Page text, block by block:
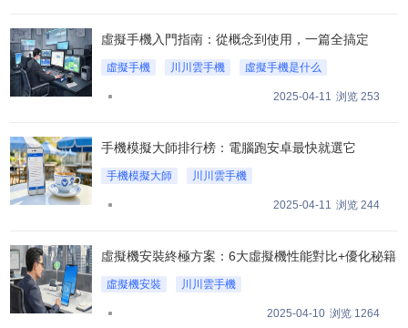
虛擬手機入門指南：從概念到使用，一篇全搞定
虛擬手機 川川雲手機 虛擬手機是什么
浏览 253
2025-04-11
手機模擬大師排行榜：電腦跑安卓最快就選它
手機模擬大師
川川雲手機
手機模擬大師排行榜
浏览 244
2025-04-11
虛擬機安裝終極方案：6大虛擬機性能對比+優化秘籍
虛擬機安裝
川川雲手機
虛擬機安裝五大優化秘籍
浏览 1264
2025-04-10